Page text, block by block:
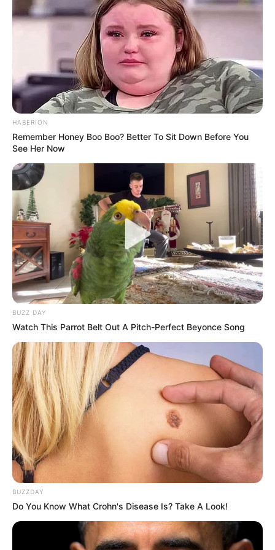
berkesempatan untuk gabung grup Rocket Punch. Ia
diperkenalkan pertama kali pada tanggal 23 Juli 2019 dengan film
konsep solo pada tanggal 24 Juli 2019.
Setelah semua mendapatkan waktu perkenalan, ia bersama
member lain resmi debut pada 7 Agustus 2019. Dalam debutnya
tersebut, mereka membawakanPink Punchsebagai mini album
pertama.
HABERION
Remember Honey Boo Boo? Better To Sit Down Before You
See Her Now
BUZZ DAY
Watch This Parrot Belt Out A Pitch-Perfect Beyonce Song
BUZZDAY
Do You Know What Crohn's Disease Is? Take A Look!